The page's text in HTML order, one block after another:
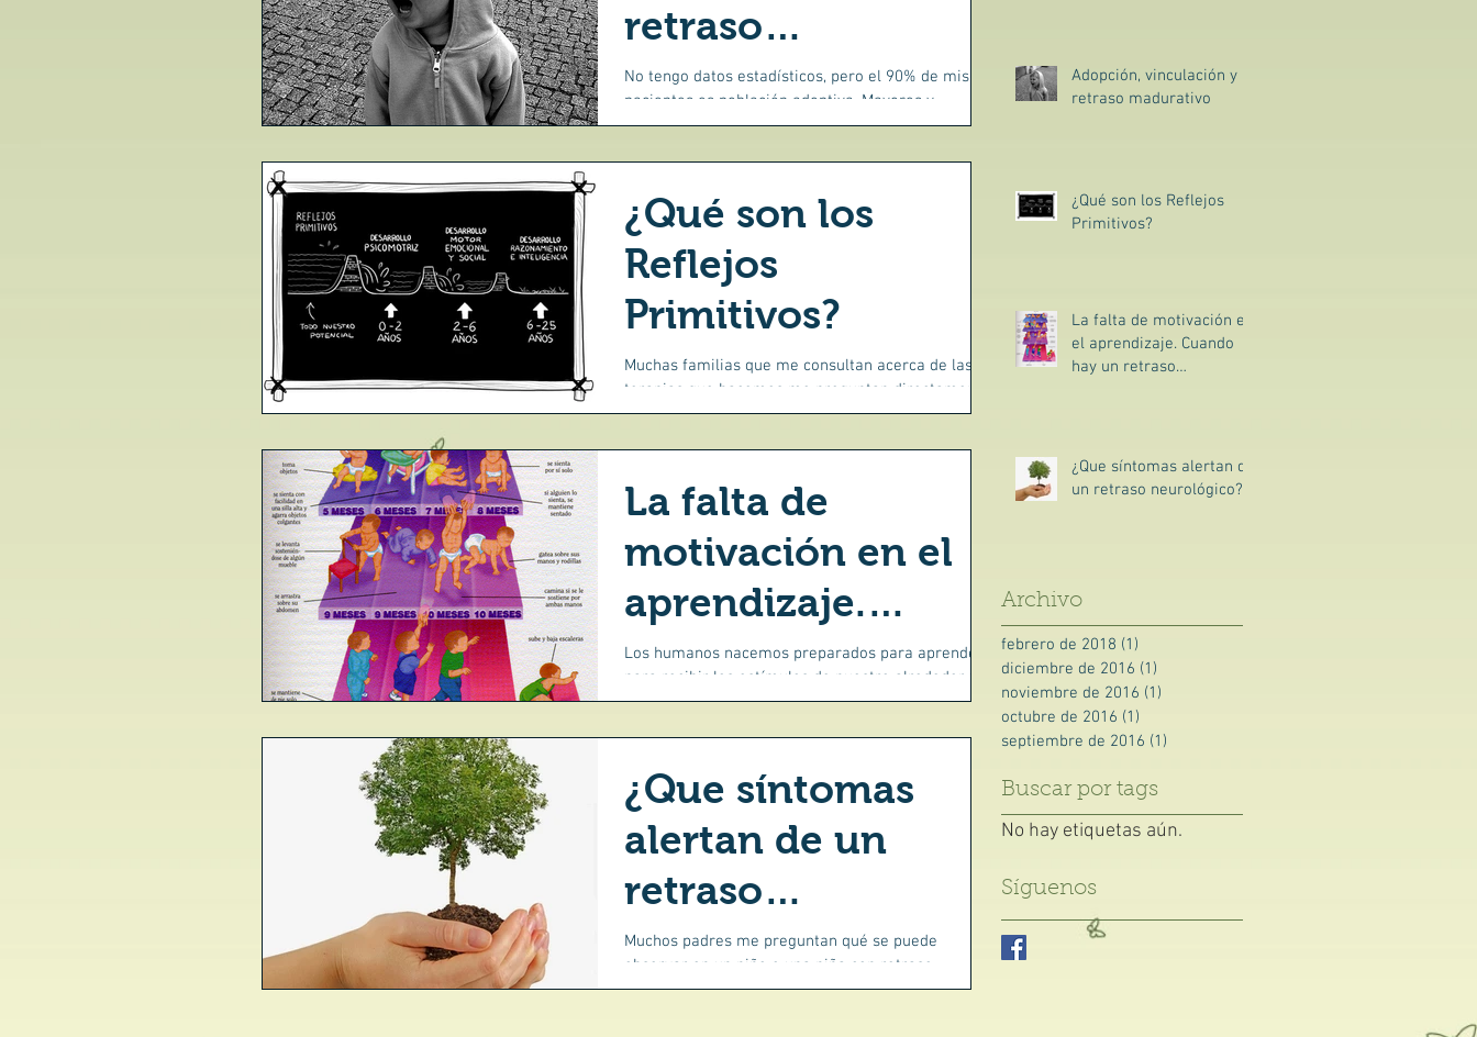
retraso
madurativo
No tengo datos estadísticos, pero el 90% de mis
pacientes es población adoptiva. Mayores y
pequeños, que tienen problemas día a día con...
¿Qué son los
Reflejos
Primitivos?
Muchas familias que me consultan acerca de las
terapias que hacemos me preguntan directamente
por la integración de Reflejos Primitivos...
La falta de
motivación en el
aprendizaje.
Cuando hay un
retraso
madurativo no
descubierto aun…
Los humanos nacemos preparados para aprender,
para recibir los estímulos de nuestro alrededor y
crecer. Madurar El desarrollo neurológico...
¿Que síntomas
alertan de un
retraso
neurológico?
Muchos padres me preguntan qué se puede
observar en un niño o una niña con retraso
madurativo. Es una pregunta trampa, porque cada
Adopción, vinculación y
retraso madurativo
¿Qué son los Reflejos
Primitivos?
La falta de motivación en
el aprendizaje. Cuando
hay un retraso
¿Que síntomas alertan de
un retraso neurológico?
Archivo
febrero de 2018 (1)
diciembre de 2016 (1)
noviembre de 2016 (1)
octubre de 2016 (1)
septiembre de 2016 (1)
Buscar por tags
No hay etiquetas aún.
Síguenos